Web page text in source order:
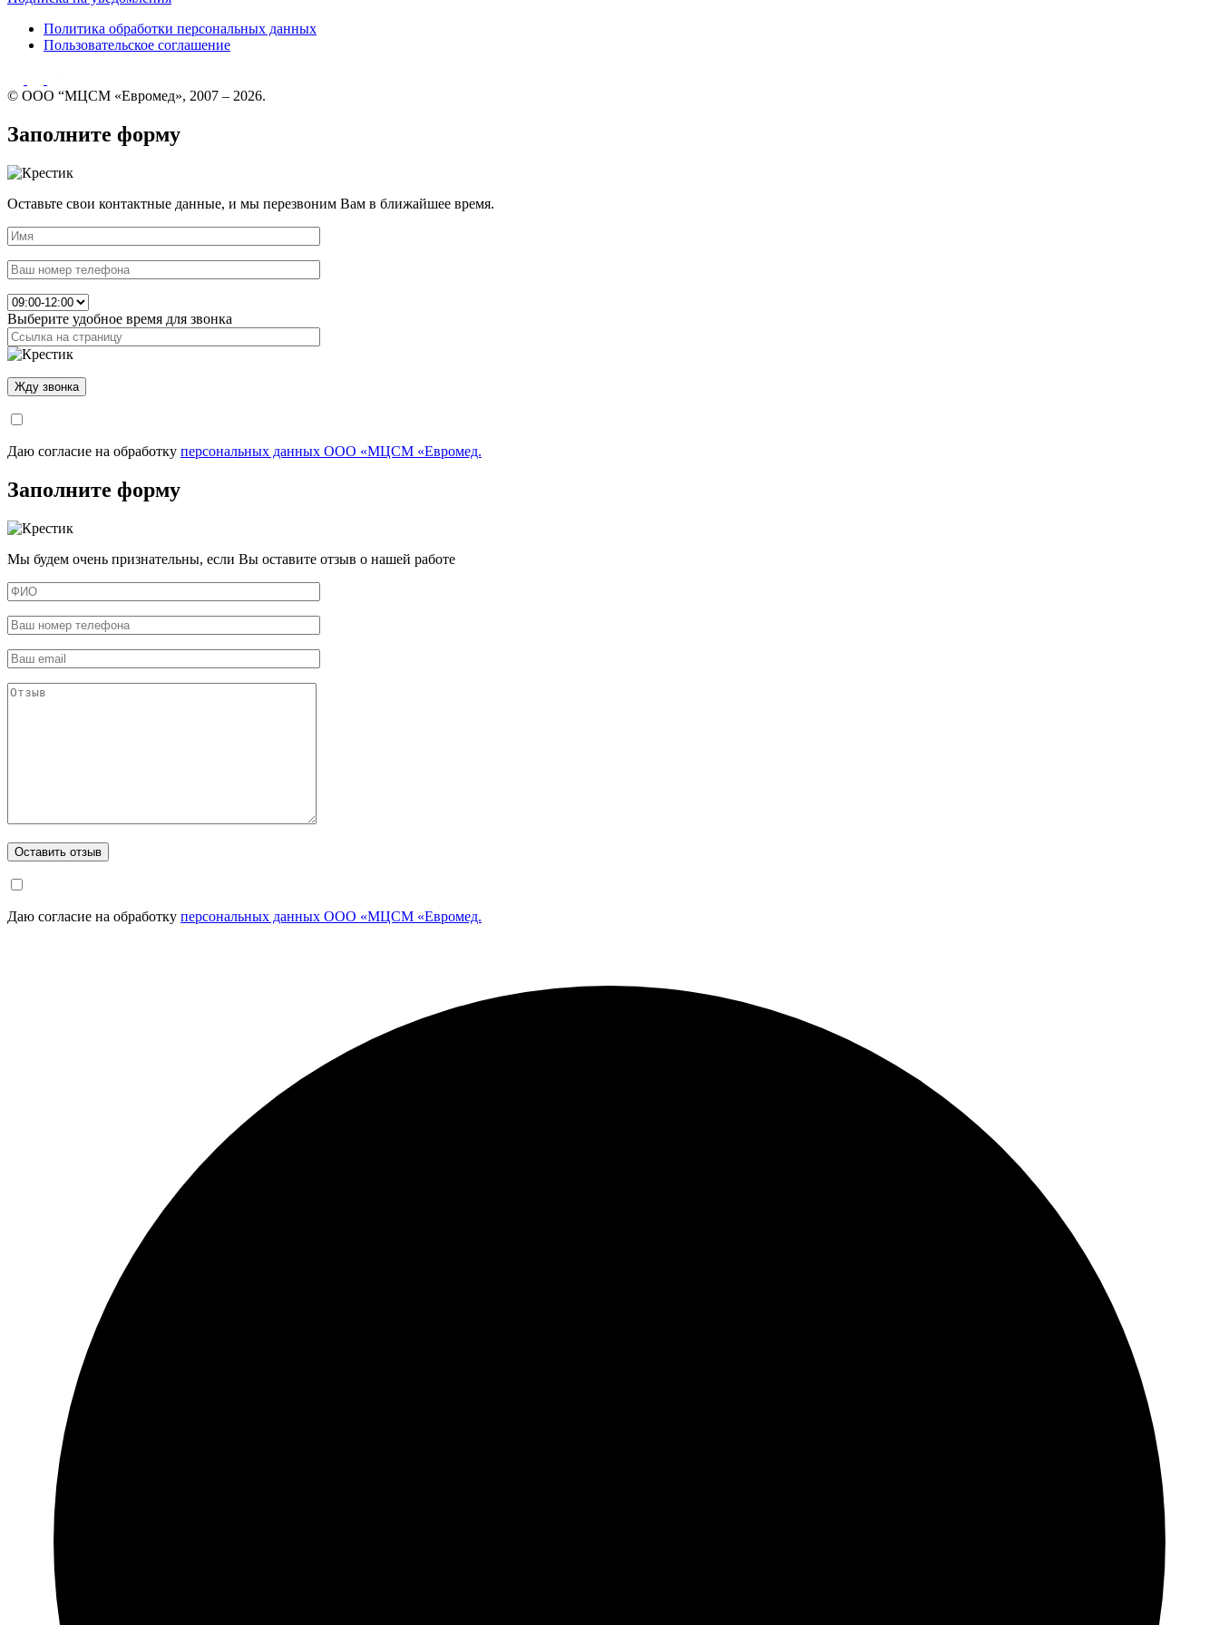
Политика обработки персональных данных
Пользовательское соглашение
© ООО “МЦСМ «Евромед», 2007 – 2026.
Заполните форму
Оставьте свои контактные данные, и мы перезвоним Вам в ближайшее время.
Выберите удобное время для звонка
Даю согласие на обработку персональных данных ООО «МЦСМ «Евромед.
Заполните форму
Мы будем очень признательны, если Вы оставите отзыв о нашей работе
Даю согласие на обработку персональных данных ООО «МЦСМ «Евромед.